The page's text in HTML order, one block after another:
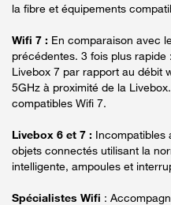
la fibre et équipements
Wifi 7 : En comparaison avec
précédentes. 3 fois plus
Livebox 7 par rapport au débit
5GHz à proximité de la
compatibles Wifi 7.
Livebox 6 et 7 : Incompatibles
objets connectés utilisant la
intelligente, ampoules et
Spécialistes Wifi :